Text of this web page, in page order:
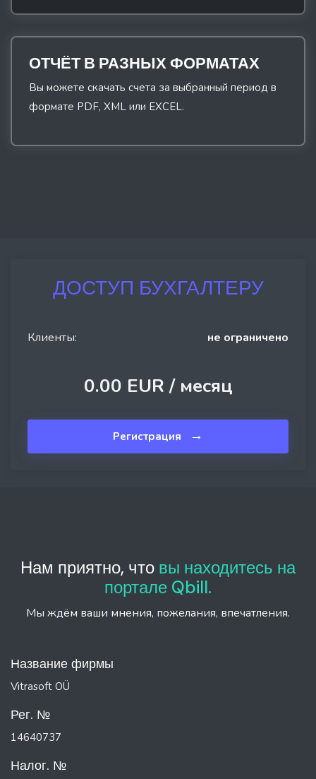
ОТЧЁТ В РАЗНЫХ ФОРМАТАХ
Вы можете скачать счета за выбранный период в
формате PDF, XML или EXCEL.
ДОСТУП БУХГАЛТЕРУ
Клиенты: не ограничено
0.00 EUR / месяц
Регистрация →
Нам приятно, что вы находитесь на
портале Qbill.
Мы ждём ваши мнения, пожелания, впечатления.
Название фирмы
Vitrasoft OÜ
Рег. №
14640737
Налог. №